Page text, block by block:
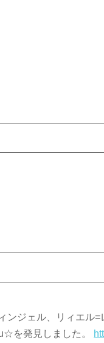
ンジェル、リィエル=
を発見しました。